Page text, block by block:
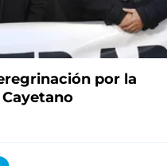
por la